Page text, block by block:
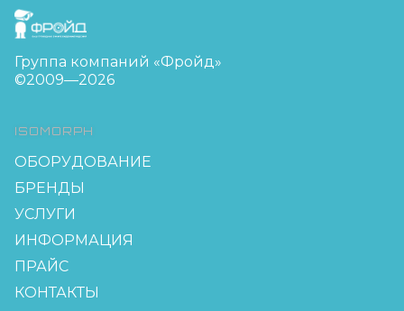
FreudGroup
Группа компаний «Фройд»
©2009—2026
ISOMORPH
ОБОРУДОВАНИЕ
БРЕНДЫ
УСЛУГИ
ИНФОРМАЦИЯ
ПРАЙС
КОНТАКТЫ